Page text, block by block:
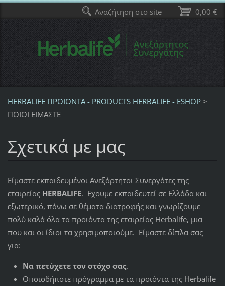
HERBALIFE ΠΡΟΙΟΝΤΑ - PRODUCTS HERBALIFE - ESHOP >
ΠΟΙΟΙ ΕΙΜΑΣΤΕ
Σχετικά με μας
Είμαστε εκπαιδευμένοι Ανεξάρτητοι Συνεργάτες της
εταιρείας HERBALIFE. Εχουμε εκπαιδευτεί σε Ελλάδα και
εξωτερικό, πάνω σε θέματα διατροφής και γνωρίζουμε
πολύ καλά όλα τα προιόντα της εταιρείας Herbalife, μια
που και οι ίδιοι τα χρησιμοποιούμε. Είμαστε δίπλα σας
για:
Να πετύχετε τον στόχο σας.
Οποιοδήποτε πρόγραμμα με τα προιόντα της Herbalife
0,00 €
Αναζήτηση στο site